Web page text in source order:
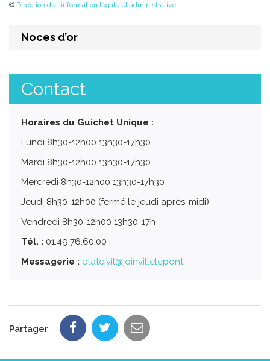
© Direction de l'information légale et administrative
Noces d’or
Contact
Horaires du Guichet Unique :
Lundi 8h30-12h00 13h30-17h30
Mardi 8h30-12h00 13h30-17h30
Mercredi 8h30-12h00 13h30-17h30
Jeudi 8h30-12h00 (fermé le jeudi après-midi)
Vendredi 8h30-12h00 13h30-17h
Tél. : 01.49.76.60.00
Messagerie : etatcivil@joinvillelepont.
Partager